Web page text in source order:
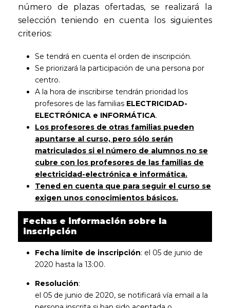
número de plazas ofertadas, se realizará la
selección teniendo en cuenta los siguientes
criterios:
Se tendrá en cuenta el orden de inscripción.
Se priorizará la participación de una persona por
centro.
A la hora de inscribirse tendrán prioridad los
profesores de las familias ELECTRICIDAD-
ELECTRÓNICA e INFORMÁTICA.
Los profesores de otras familias pueden
apuntarse al curso, pero sólo serán
matriculados si el número de alumnos no se
cubre con los profesores de las familias de
electricidad-electrónica e informática.
Tened en cuenta que para seguir el curso se
exigen unos conocimientos básicos.
Fechas e información sobre la
inscripción
Fecha límite de inscripción: el 05 de junio de
2020 hasta la 13:00.
Resolución:
el 05 de junio de 2020, se notificará vía email a la